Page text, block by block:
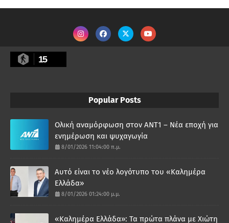
15
Popular Posts
Ολική αναμόρφωση στον ΑΝΤ1 – Νέα εποχή για
ενημέρωση και ψυχαγωγία
8/01/2026 11:04:00 π.μ.
Αυτό είναι το νέο λογότυπο του «Καλημέρα
Ελλάδα»
8/01/2026 01:24:00 μ.μ.
«Καλημέρα Ελλάδα»: Τα πρώτα πλάνα με Χιώτη